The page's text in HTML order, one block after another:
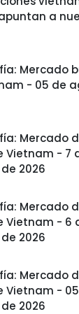
a
Mercado
- 05 de
Mercado
Vietnam - 7
2026
Mercado
Vietnam - 6
2026
Mercado
Vietnam -
2026